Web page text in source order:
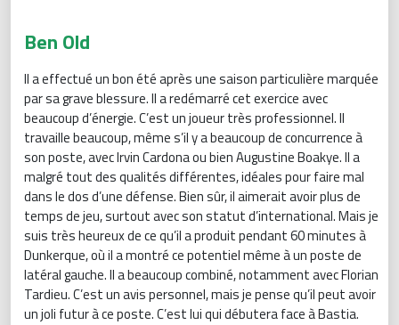
Ben Old
Il a effectué un bon été après une saison particulière marquée
par sa grave blessure. Il a redémarré cet exercice avec
beaucoup d’énergie. C’est un joueur très professionnel. Il
travaille beaucoup, même s’il y a beaucoup de concurrence à
son poste, avec Irvin Cardona ou bien Augustine Boakye. Il a
malgré tout des qualités différentes, idéales pour faire mal
dans le dos d’une défense. Bien sûr, il aimerait avoir plus de
temps de jeu, surtout avec son statut d’international. Mais je
suis très heureux de ce qu’il a produit pendant 60 minutes à
Dunkerque, où il a montré ce potentiel même à un poste de
latéral gauche. Il a beaucoup combiné, notamment avec Florian
Tardieu. C’est un avis personnel, mais je pense qu’il peut avoir
un joli futur à ce poste. C’est lui qui débutera face à Bastia.